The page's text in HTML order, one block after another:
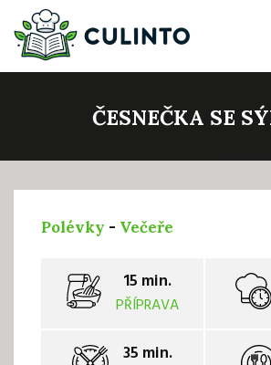
ČESNEČKA SE
Polévky - Večeře
15 min.
PŘÍPRAVA
35 min.